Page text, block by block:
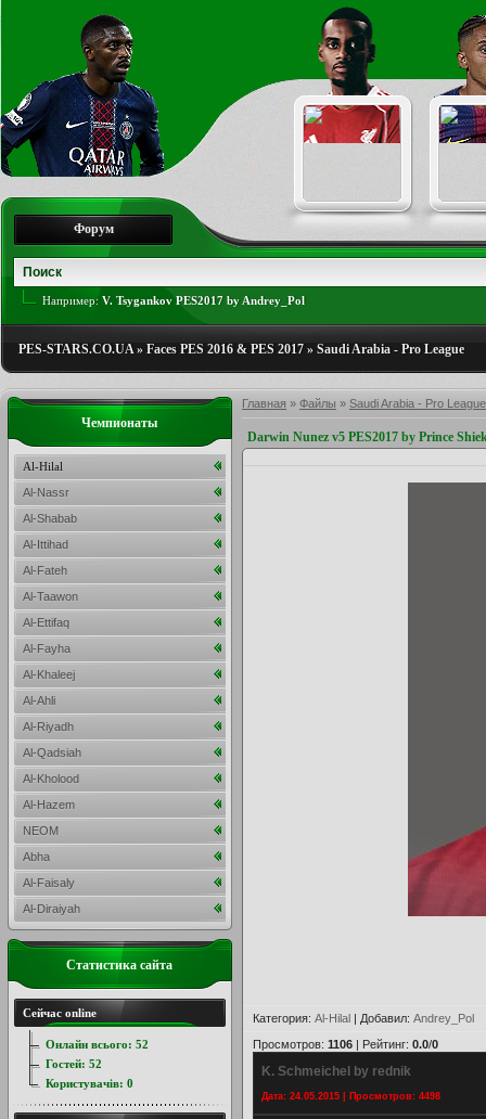
Форум
Например: V. Tsygankov PES2017 by Andrey_Pol
PES-STARS.CO.UA» Faces PES 2016 & PES 2017 » Saudi Arabia - Pro League
Главная » Файлы » Saudi Arabia - Pro League
Darwin Nunez v5 PES2017 by Prince
Категория: Al-Hilal | Добавил: Andrey_Pol
Просмотров: 1106 | Рейтинг: 0.0/0
K. Schmeichel by rednik
Дата: 24.05.2015 | Просмотров: 4498
Чемпионаты
Al-Hilal
Al-Nassr
Al-Shabab
Al-Ittihad
Al-Fateh
Al-Taawon
Al-Ettifaq
Al-Fayha
Al-Khaleej
Al-Ahli
Al-Riyadh
Al-Qadsiah
Al-Kholood
Al-Hazem
NEOM
Abha
Al-Faisaly
Al-Diraiyah
Статистика сайта
Сейчас online
Онлайн всього: 52
Гостей: 52
Користувачів: 0